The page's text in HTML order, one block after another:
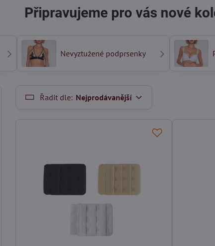
Připravujeme pro vás nové
Nevyztužené podprsenky
Řadit dle: Nejprodávanější